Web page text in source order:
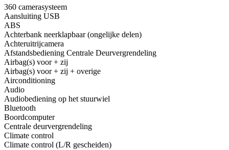
360 camerasysteem
Aansluiting USB
ABS
Achterbank neerklapbaar (ongelijke delen)
Achteruitrijcamera
Afstandsbediening Centrale Deurvergrendeling
Airbag(s) voor + zij
Airbag(s) voor + zij + overige
Airconditioning
Audio
Audiobediening op het stuurwiel
Bluetooth
Boordcomputer
Centrale deurvergrendeling
Climate control
Climate control (L/R gescheiden)